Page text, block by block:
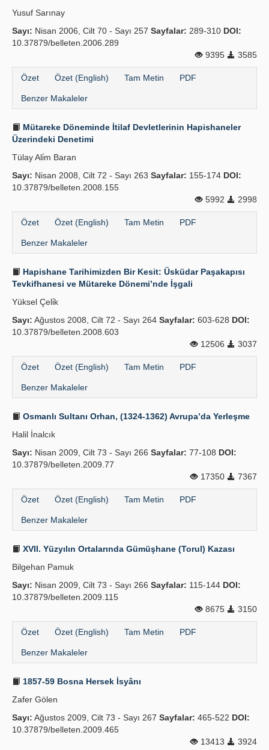
Yusuf Sarınay
Sayı: Nisan 2006, Cilt 70 - Sayı 257 Sayfalar: 289-310 DOI:
10.37879/belleten.2006.289
9395
3585
Özet Özet (English) Tam Metin PDF
Benzer Makaleler
Mütareke Döneminde İtilaf Devletlerinin Hapishaneler
Üzerindeki Denetimi
Tülay Ali̇m Baran
Sayı: Nisan 2008, Cilt 72 - Sayı 263 Sayfalar: 155-174 DOI:
10.37879/belleten.2008.155
5992
2998
Özet Özet (English) Tam Metin PDF
Benzer Makaleler
Hapishane Tarihimizden Bir Kesit: Üsküdar Paşakapısı
Tevkifhanesi ve Mütareke Dönemi’nde İşgali
Yüksel Çeli̇k
Sayı: Ağustos 2008, Cilt 72 - Sayı 264 Sayfalar: 603-628 DOI:
10.37879/belleten.2008.603
12506
3037
Özet Özet (English) Tam Metin PDF
Benzer Makaleler
Osmanlı Sultanı Orhan, (1324-1362) Avrupa’da Yerleşme
Halil İnalcık
Sayı: Nisan 2009, Cilt 73 - Sayı 266 Sayfalar: 77-108 DOI:
10.37879/belleten.2009.77
17350
7367
Özet Özet (English) Tam Metin PDF
Benzer Makaleler
XVII. Yüzyılın Ortalarında Gümüşhane (Torul) Kazası
Bilgehan Pamuk
Sayı: Nisan 2009, Cilt 73 - Sayı 266 Sayfalar: 115-144 DOI:
10.37879/belleten.2009.115
8675
3150
Özet Özet (English) Tam Metin PDF
Benzer Makaleler
1857-59 Bosna Hersek İsyânı
Zafer Gölen
Sayı: Ağustos 2009, Cilt 73 - Sayı 267 Sayfalar: 465-522 DOI:
10.37879/belleten.2009.465
13413
3924